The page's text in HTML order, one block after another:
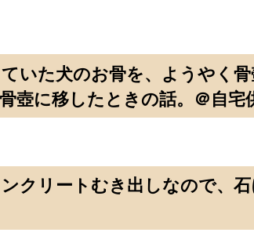
いた犬のお骨を、ようやく
壺に移したときの話。＠自宅
クリートむき出しなので、石